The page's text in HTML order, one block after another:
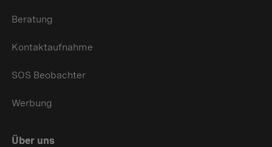
Beratung
Kontaktaufnahme
SOS Beobachter
Werbung
Über uns